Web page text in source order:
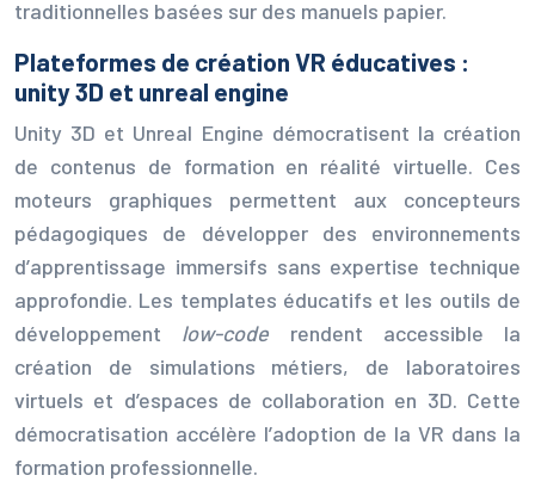
traditionnelles basées sur des manuels papier.
Plateformes de création VR éducatives :
unity 3D et unreal engine
Unity 3D et Unreal Engine démocratisent la création
de contenus de formation en réalité virtuelle. Ces
moteurs graphiques permettent aux concepteurs
pédagogiques de développer des environnements
d’apprentissage immersifs sans expertise technique
approfondie. Les templates éducatifs et les outils de
développement low-code rendent accessible la
création de simulations métiers, de laboratoires
virtuels et d’espaces de collaboration en 3D. Cette
démocratisation accélère l’adoption de la VR dans la
formation professionnelle.